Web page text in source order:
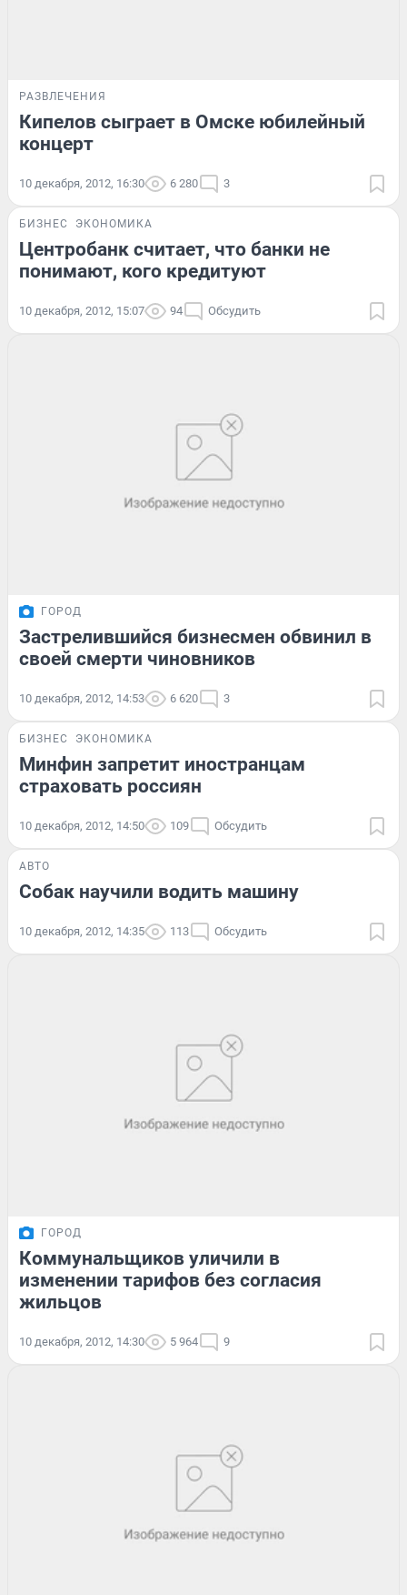
РАЗВЛЕЧЕНИЯ
Кипелов сыграет в Омске юбилейный
концерт
10 декабря, 2012, 16:30 6 280 3
БИЗНЕС ЭКОНОМИКА
Центробанк считает, что банки не
понимают, кого кредитуют
10 декабря, 2012, 15:07 94 Обсудить
ГОРОД
Застрелившийся бизнесмен обвинил в
своей смерти чиновников
10 декабря, 2012, 14:53 6 620 3
БИЗНЕС ЭКОНОМИКА
Минфин запретит иностранцам
страховать россиян
10 декабря, 2012, 14:50 109 Обсудить
АВТО
Собак научили водить машину
10 декабря, 2012, 14:35 113 Обсудить
ГОРОД
Коммунальщиков уличили в
изменении тарифов без согласия
жильцов
10 декабря, 2012, 14:30 5 964 9